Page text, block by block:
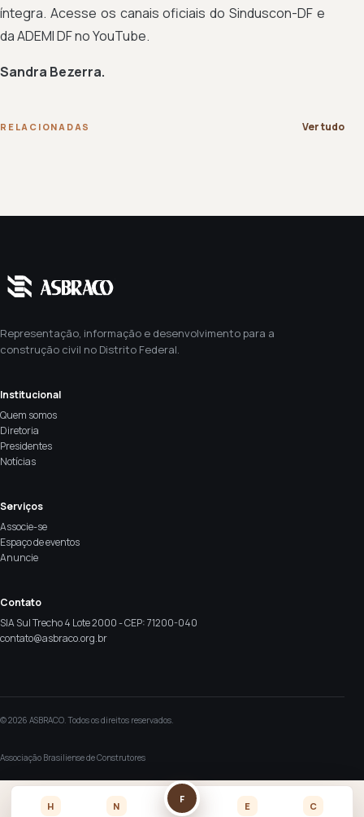
íntegra. Acesse os canais oficiais do Sinduscon-DF e
da ADEMI DF no YouTube.
Sandra Bezerra.
RELACIONADAS Ver tudo
Representação, informação e desenvolvimento para a
construção civil no Distrito Federal.
Institucional
Quem somos
Diretoria
Presidentes
Notícias
Serviços
Associe-se
Espaço de eventos
Anuncie
Contato
SIA Sul Trecho 4 Lote 2000 - CEP: 71200-040
contato@asbraco.org.br
© 2026 ASBRACO. Todos os direitos reservados.
Associação Brasiliense de Construtores
H N
F
E C